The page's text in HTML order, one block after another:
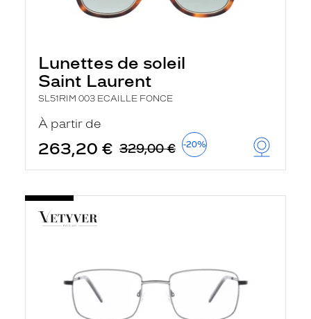
Lunettes de soleil
Saint Laurent
SL51RIM 003 ECAILLE FONCE
À partir de
263,20 € 329,00 € -20%